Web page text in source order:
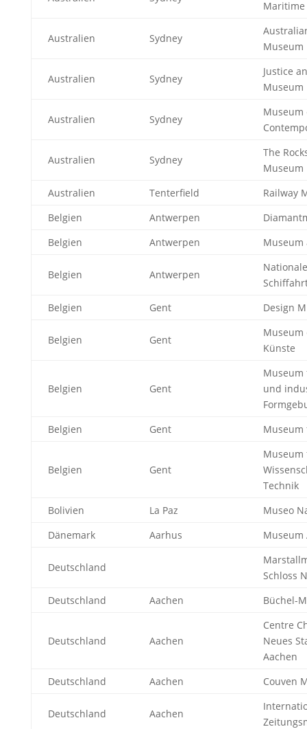
Australien Sydney
Museum
Australien Sydney
Justice
Museum
Australien Sydney
Museum
Australien Sydney
The
Museum
Australien
Tenterfield
Railway
Belgien
Antwerpen
Belgien
Antwerpen Museum
Belgien Antwerpen
Belgien
Gent Design
Belgien Gent
Museum
Künste
Belgien Gent
Museum
und
Belgien
Gent Museum
Belgien Gent
Museum
Technik
Bolivien
La Paz
Museo
Dänemark
Aarhus Museum
Deutschland
Schloss
Deutschland
Aachen Büchel-
Deutschland Aachen
Centre
Neues
Aachen
Deutschland
Aachen Couven
Deutschland Aachen